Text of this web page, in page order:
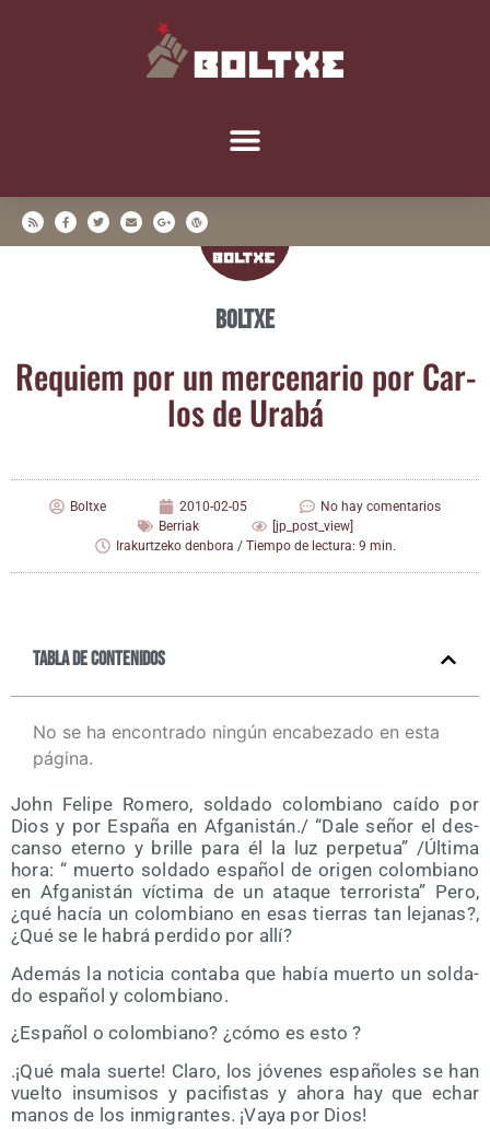
Boltxe
Requiem por un mer­ce­na­rio por Car­
los de Urabá
Boltxe 2010-02-05
No hay comentarios
Berriak
[jp_post_view]
Irakurtzeko denbora / Tiempo de lectura: 9 min.
Tabla de contenidos
No se ha encontrado ningún encabezado en esta
página.
John Feli­pe Rome­ro, sol­da­do colom­biano caí­do por
Dios y por Espa­ña en Afganistán./ “Dale señor el des­
can­so eterno y bri­lle para él la luz per­pe­tua” /​Última
hora: “ muer­to sol­da­do espa­ñol de ori­gen colom­biano
en Afga­nis­tán víc­ti­ma de un ata­que terro­ris­ta” Pero,
¿qué hacía un colom­biano en esas tie­rras tan leja­nas?,
¿Qué se le habrá per­di­do por allí?
Ade­más la noti­cia con­ta­ba que había muer­to un sol­da­
do espa­ñol y colombiano.
¿Espa­ñol o colom­biano? ¿cómo es esto ?
.¡Qué mala suer­te! Cla­ro, los jóve­nes espa­ño­les se han
vuel­to insu­mi­sos y paci­fis­tas y aho­ra hay que echar
manos de los inmi­gran­tes. ¡Vaya por Dios!